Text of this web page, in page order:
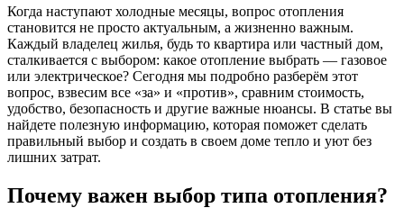
Когда наступают холодные месяцы, вопрос отопления
становится не просто актуальным, а жизненно важным.
Каждый владелец жилья, будь то квартира или частный дом,
сталкивается с выбором: какое отопление выбрать — газовое
или электрическое? Сегодня мы подробно разберём этот
вопрос, взвесим все «за» и «против», сравним стоимость,
удобство, безопасность и другие важные нюансы. В статье вы
найдете полезную информацию, которая поможет сделать
правильный выбор и создать в своем доме тепло и уют без
лишних затрат.
Почему важен выбор типа отопления?